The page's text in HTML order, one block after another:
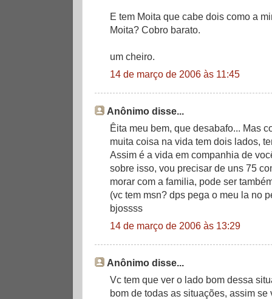
E tem Moita que cabe dois como a
Moita? Cobro barato.
um cheiro.
14 de março de 2006 às 11:45
Anônimo disse...
Êita meu bem, que desabafo... Mas
muita coisa na vida tem dois lados,
Assim é a vida em companhia de
sobre isso, vou precisar de uns 75
morar com a familia, pode ser
(vc tem msn? dps pega o meu la no
bjossss
14 de março de 2006 às 13:29
Anônimo disse...
Vc tem que ver o lado bom dessa
bom de todas as situações, assim se